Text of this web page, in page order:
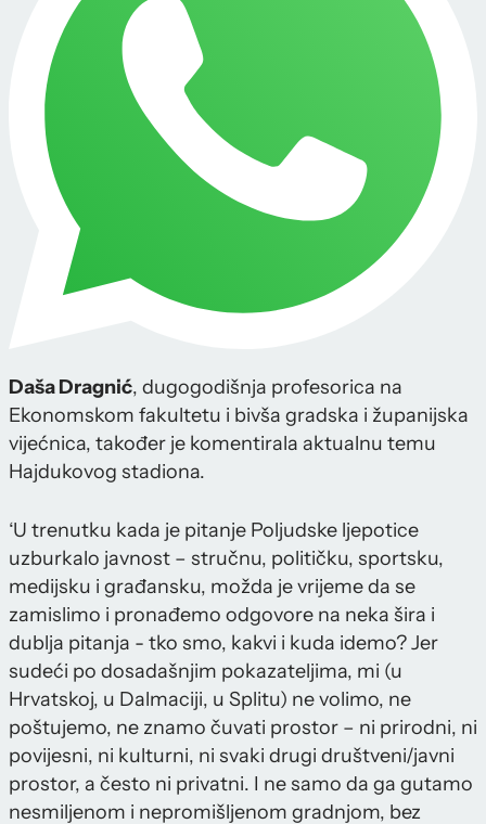
Daša Dragnić, dugogodišnja profesorica na
Ekonomskom fakultetu i bivša gradska i županijska
vijećnica, također je komentirala aktualnu temu
Hajdukovog stadiona.
‘U trenutku kada je pitanje Poljudske ljepotice
uzburkalo javnost – stručnu, političku, sportsku,
medijsku i građansku, možda je vrijeme da se
zamislimo i pronađemo odgovore na neka šira i
dublja pitanja - tko smo, kakvi i kuda idemo? Jer
sudeći po dosadašnjim pokazateljima, mi (u
Hrvatskoj, u Dalmaciji, u Splitu) ne volimo, ne
poštujemo, ne znamo čuvati prostor – ni prirodni, ni
povijesni, ni kulturni, ni svaki drugi društveni/javni
prostor, a često ni privatni. I ne samo da ga gutamo
nesmiljenom i nepromišljenom gradnjom, bez